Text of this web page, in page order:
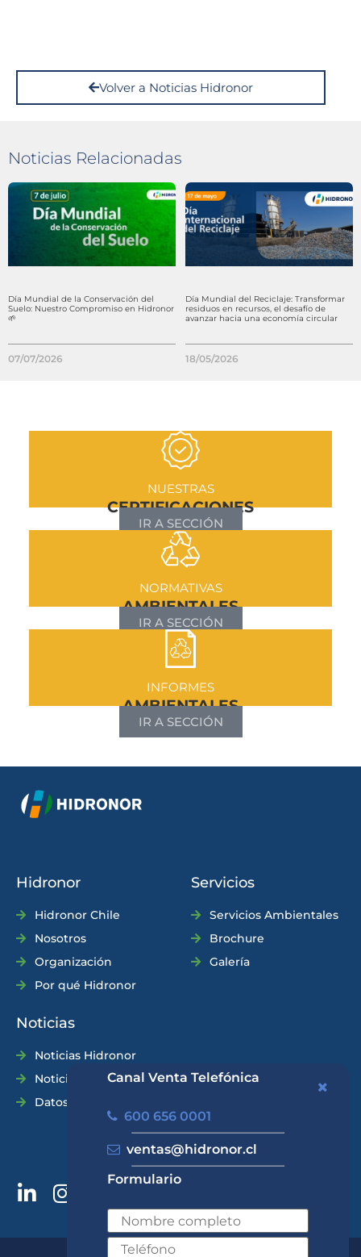
Canal Venta Telefónica
600 656 0001
ventas@hidronor.cl
Formulario
Volver a Noticias Hidronor
Noticias Relacionadas
Día Mundial de la Conservación del
Suelo: Nuestro Compromiso en Hidronor
🌱
07/07/2026
Día Mundial del Reciclaje: Transformar
residuos en recursos, el desafío de
avanzar hacia una economía circular
18/05/2026
NUESTRAS
CERTIFICACIONES
IR A SECCIÓN
NORMATIVAS
AMBIENTALES
IR A SECCIÓN
INFORMES
AMBIENTALES
IR A SECCIÓN
Hidronor
Hidronor Chile
Nosotros
Organización
Por qué Hidronor
Servicios
Servicios Ambientales
Brochure
Galería
Noticias
Noticias Hidronor
Noticias Industria
Datos Prácticos